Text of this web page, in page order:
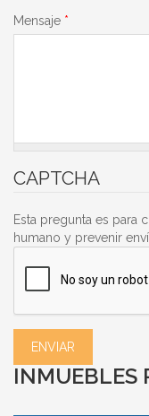
Mensaje *
CAPTCHA
Esta pregunta es para
humano y prevenir
INMUEBLES